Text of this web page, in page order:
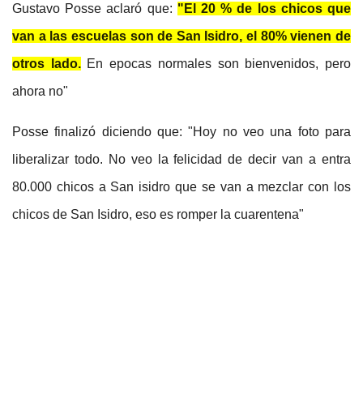
Gustavo Posse aclaró que: "El 20 % de los chicos que
van a las escuelas son de San Isidro, el 80% vienen de
otros lado.En epocas normales son bienvenidos, pero
ahora no"
Posse finalizó diciendo que: "Hoy no veo una foto para
liberalizar todo. No veo la felicidad de decir van a entra
80.000 chicos a San isidro que se van a mezclar con los
chicos de San Isidro, eso es romper la cuarentena"